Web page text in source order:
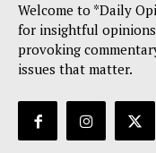
Welcome to *Daily
for insightful
provoking
issues that matter.